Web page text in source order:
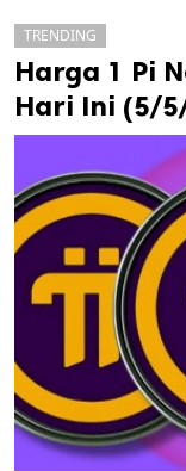
cipta.
TRENDING
Harga 1 Pi
Hari Ini (5/